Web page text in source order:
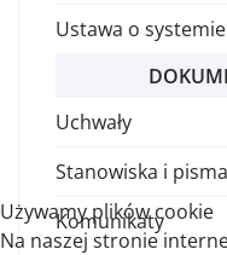
Ustawa o
Uchwały
Stanowiska i pisma
Komunikaty
Używamy plików cookie
Na naszej stronie